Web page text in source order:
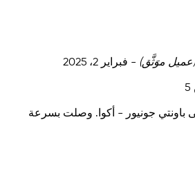
(عميل موَثَّق) - فبراير 2، 2025
باونتي جونيور - أكوا. وصلت بسرعة